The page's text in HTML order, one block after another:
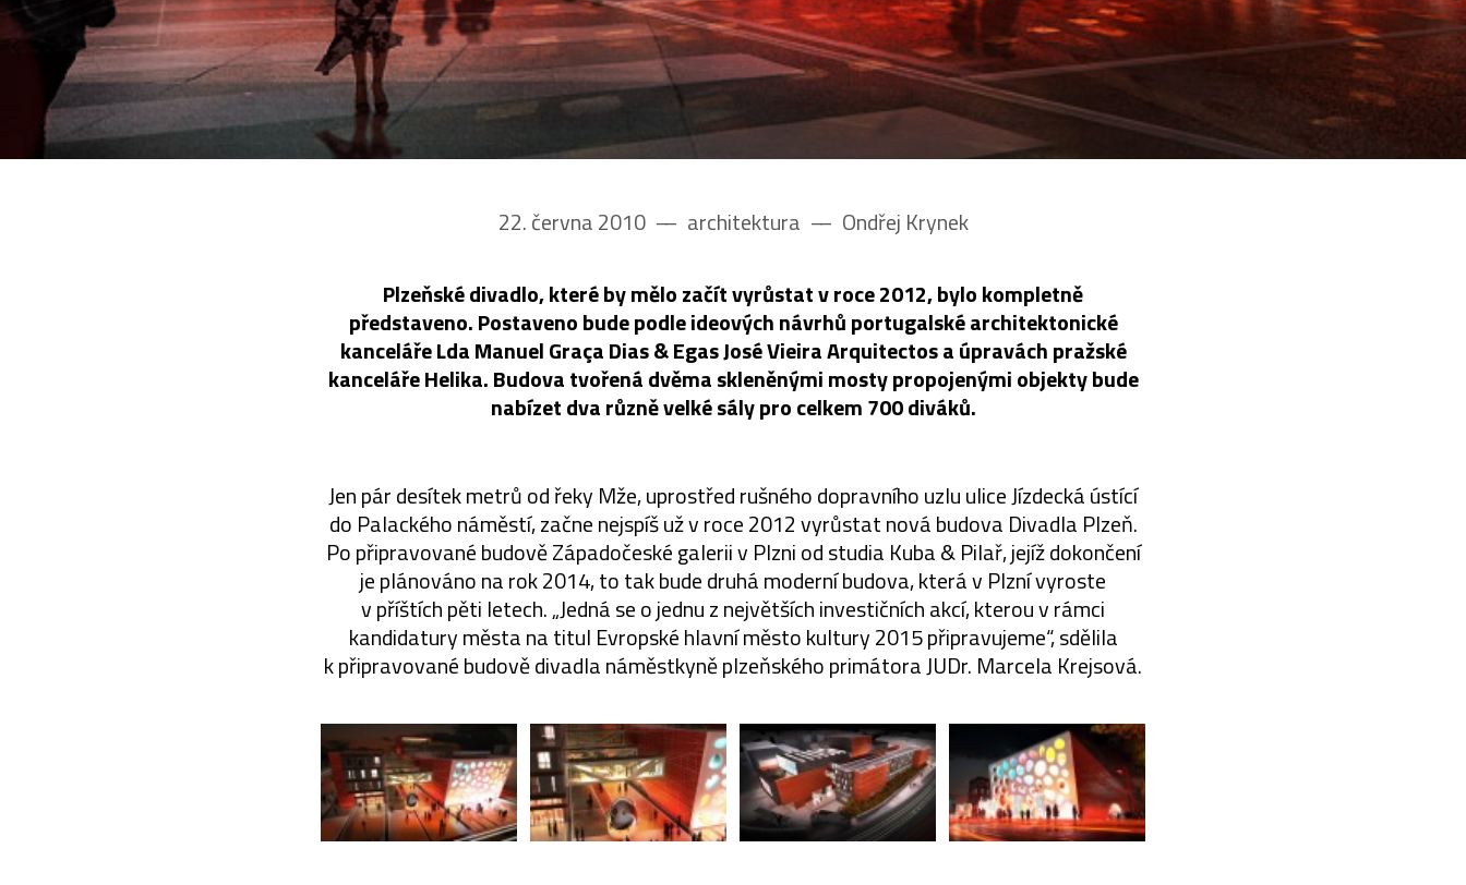
22. června 2010 –– architektura –– Ondřej Krynek
Plzeňské divadlo, které by mělo začít vyrůstat v roce 2012, bylo kompletně
představeno. Postaveno bude podle ideových návrhů portugalské architektonické
kanceláře Lda Manuel Graça Dias & Egas José Vieira Arquitectos a úpravách pražské
kanceláře Helika. Budova tvořená dvěma skleněnými mosty propojenými objekty bude
nabízet dva různě velké sály pro celkem 700 diváků.
Jen pár desítek metrů od řeky Mže, uprostřed rušného dopravního uzlu ulice Jízdecká ústící
do Palackého náměstí, začne nejspíš už v roce 2012 vyrůstat nová budova Divadla Plzeň.
Po připravované budově Západočeské galerii v Plzni od studia Kuba & Pilař, jejíž dokončení
je plánováno na rok 2014, to tak bude druhá moderní budova, která v Plzní vyroste
v příštích pěti letech. „Jedná se o jednu z největších investičních akcí, kterou v rámci
kandidatury města na titul Evropské hlavní město kultury 2015 připravujeme“, sdělila
k připravované budově divadla náměstkyně plzeňského primátora JUDr. Marcela Krejsová.